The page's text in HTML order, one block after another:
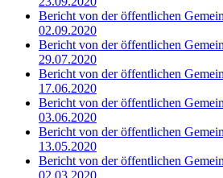
Bericht von der öffentlichen
02.09.2020
Bericht von der öffentlichen
29.07.2020
Bericht von der öffentlichen
17.06.2020
Bericht von der öffentlichen
03.06.2020
Bericht von der öffentlichen
13.05.2020
Bericht von der öffentlichen
02.03.2020